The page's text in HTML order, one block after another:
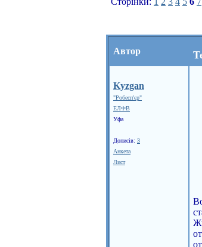
Автор
Kyzgan
"Робесп'єр"
ЕЛФВ
Уфа
Дописів: 3
Анкета
Лист